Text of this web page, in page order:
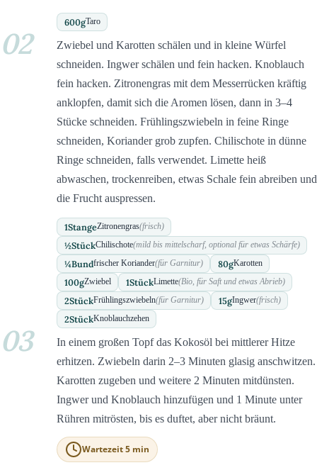
600gTaro
02
Zwiebel und Karotten schälen und in kleine Würfel
schneiden. Ingwer schälen und fein hacken. Knoblauch
fein hacken. Zitronengras mit dem Messerrücken kräftig
anklopfen, damit sich die Aromen lösen, dann in 3–4
Stücke schneiden. Frühlingszwiebeln in feine Ringe
schneiden, Koriander grob zupfen. Chilischote in dünne
Ringe schneiden, falls verwendet. Limette heiß
abwaschen, trockenreiben, etwas Schale fein abreiben und
die Frucht auspressen.
1StangeZitronengras(frisch)
½StückChilischote(mild bis mittelscharf, optional für etwas Schärfe)
¼Bundfrischer Koriander(für Garnitur) 80gKarotten
100gZwiebel 1StückLimette(Bio, für Saft und etwas Abrieb)
2StückFrühlingszwiebeln(für Garnitur) 15gIngwer(frisch)
2StückKnoblauchzehen
03
In einem großen Topf das Kokosöl bei mittlerer Hitze
erhitzen. Zwiebeln darin 2–3 Minuten glasig anschwitzen.
Karotten zugeben und weitere 2 Minuten mitdünsten.
Ingwer und Knoblauch hinzufügen und 1 Minute unter
Rühren mitrösten, bis es duftet, aber nicht bräunt.
Wartezeit 5 min